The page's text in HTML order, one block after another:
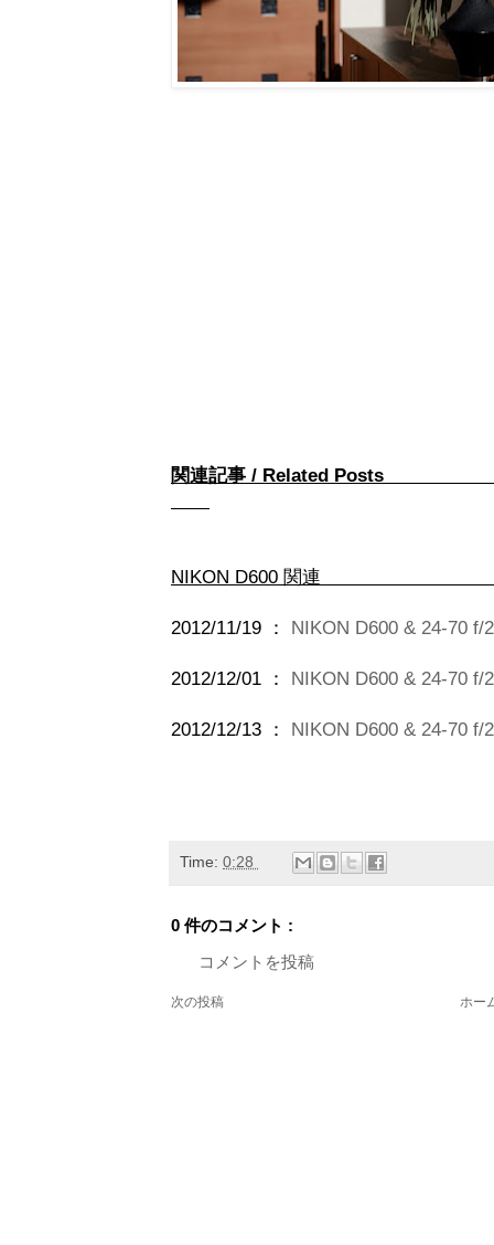
関連記事 /
NIKON
2012/11/19 ： NIKON D600 & 24-70 f/
2012/12/01 ： NIKON D600 & 24-70 f/
2012/12/13 ： NIKON D600 & 24-70 f/
Time: 0:28
0 件のコメント :
コメントを投稿
次の投稿 ホー